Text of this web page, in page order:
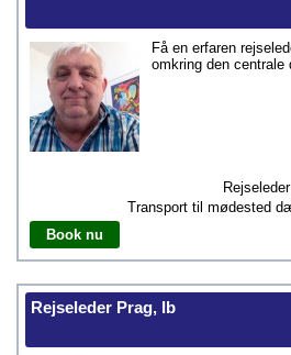
Få en erfaren
omkring den centrale
Transport til mødested
Book nu
Rejseleder Prag, Ib